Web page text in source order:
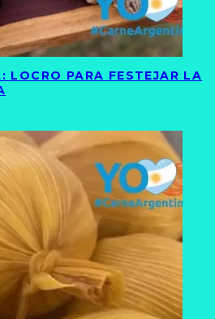
LOCRO PARA FESTEJAR LA